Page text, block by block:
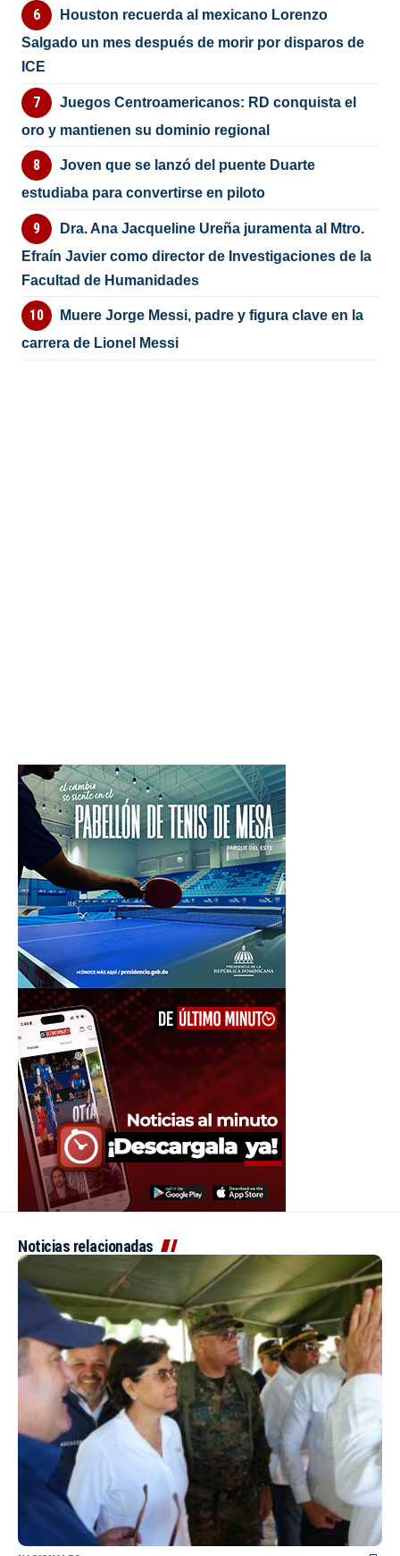
Houston recuerda al mexicano Lorenzo
Salgado un mes después de morir por disparos de
ICE
Juegos Centroamericanos: RD conquista el
oro y mantienen su dominio regional
Joven que se lanzó del puente Duarte
estudiaba para convertirse en piloto
Dra. Ana Jacqueline Ureña juramenta al Mtro.
Efraín Javier como director de Investigaciones de la
Facultad de Humanidades
Muere Jorge Messi, padre y figura clave en la
carrera de Lionel Messi
Noticias relacionadas